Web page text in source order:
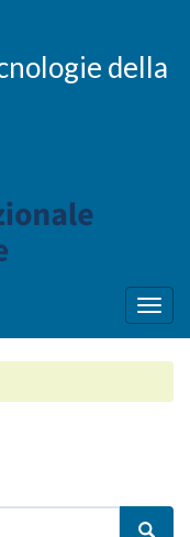
della